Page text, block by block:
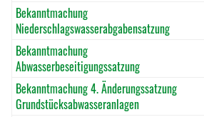
Bekanntmachung
Niederschlagswasserabgabensatzung
Bekanntmachung
Abwasserbeseitigungssatzung
Bekanntmachung 4. Änderungssatzung
Grundstücksabwasseranlagen